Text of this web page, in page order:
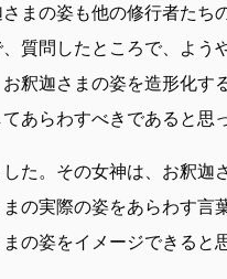
まの姿も他の修行者たち
質問したところで、よう
釈迦さまの姿を造形化す
あらわすべきであると思
た。その女神は、お釈迦
の実際の姿をあらわす言
の姿をイメージできると